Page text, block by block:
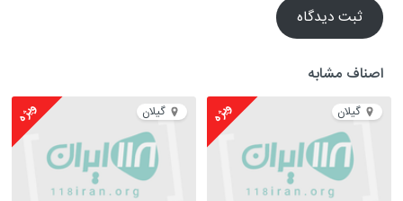
ثبت دیدگاه
اصناف مشابه
گیلان ویژه گیلان ویژه